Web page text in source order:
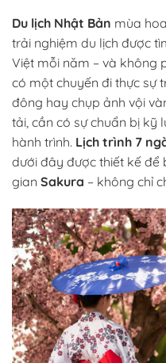
Du lịch Nhật Bản mùa
trải nghiệm du lịch được
Việt mỗi năm – và không
có một chuyến đi thực sự
đông hay chụp ảnh vội
tải, cần có sự chuẩn bị kỹ
hành trình. Lịch trình 7
dưới đây được thiết kế để
gian Sakura – không chỉ